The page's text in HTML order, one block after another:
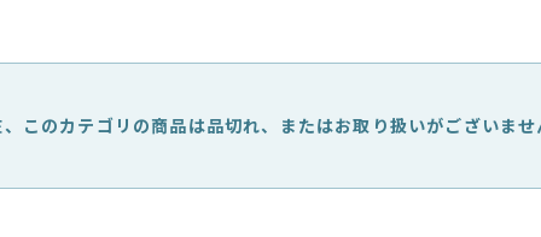
このカテゴリの商品は品切れ、 またはお取り扱いがございま